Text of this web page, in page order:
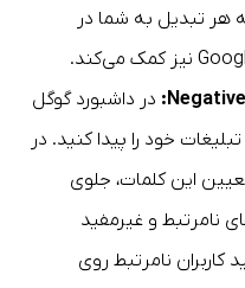
هر تبدیل به شما در
: در داشبورد گوگل
خود را پیدا کنید. در
این کلمات، جلوی
نامرتبط و غیرمفید
کاربران نامرتبط روی